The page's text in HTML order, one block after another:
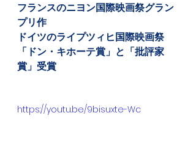
フランスのニヨン国際映画祭グラン
プリ作
ドイツのライプツィヒ国際映画祭
「ドン・キホーテ賞」と「批評家
賞」受賞
https://youtu.be/9bisuxte-Wc